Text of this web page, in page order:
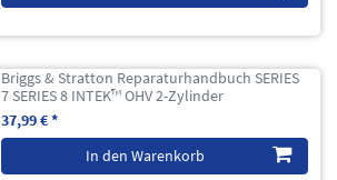
Briggs & Stratton Reparaturhandbuch SERIES
7 SERIES 8 INTEK™ OHV 2-Zylinder
37,99 € *
In den Warenkorb